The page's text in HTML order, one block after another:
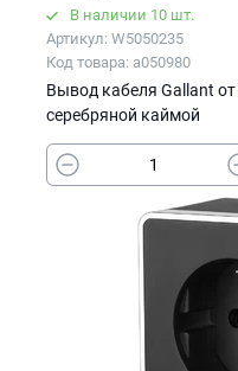
В наличии 10 шт.
Артикул: W5050235
Код товара: a050980
Вывод кабеля Gallant от
серебряной каймой